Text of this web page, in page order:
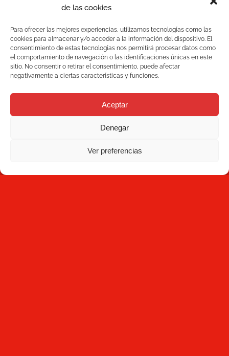
de las cookies
Para ofrecer las mejores experiencias, utilizamos tecnologías como las
cookies para almacenar y/o acceder a la información del dispositivo. El
consentimiento de estas tecnologías nos permitirá procesar datos como
el comportamiento de navegación o las identificaciones únicas en este
sitio. No consentir o retirar el consentimiento, puede afectar
negativamente a ciertas características y funciones.
Aceptar
Denegar
Ver preferencias
+34 93 736 35 00
Mecesa
Contacto
Suscríbete